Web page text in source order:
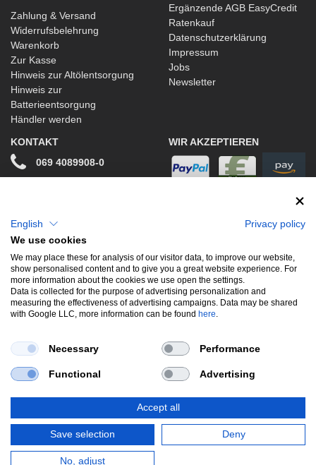
Zahlung & Versand
Widerrufsbelehrung
Warenkorb
Zur Kasse
Hinweis zur Altölentsorgung
Hinweis zur
Batterieentsorgung
Händler werden
Ergänzende AGB EasyCredit
Ratenkauf
Datenschutzerklärung
Impressum
Jobs
Newsletter
KONTAKT
069 4089908-0
Facebook
Instagram
WIR AKZEPTIEREN
UNSERE BELIEBTESTEN PRODUKTE
Gewindefahrwerke
Auspuffklappen
Endschalldämpfer Bremsscheiben Carbon Style & Aerodynamik
*Alle Preise verstehen sich inkl. MwSt. zzgl.Versandkosten. Versandkostenfrei
innerhalb deutschlands. zzgl. Versandkosten.
English
Privacy policy
We use cookies
We may place these for analysis of our visitor data, to improve our website,
show personalised content and to give you a great website experience. For
more information about the cookies we use open the settings.
Data is collected for the purpose of advertising personalization and
measuring the effectiveness of advertising campaigns. Data may be shared
with Google LLC, more information can be found here.
Necessary Performance
Functional Advertising
Accept all
Save selection Deny
No, adjust